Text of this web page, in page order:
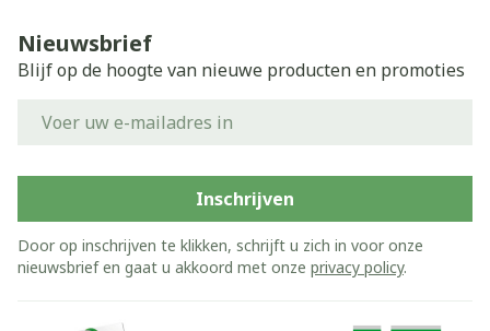
Nieuwsbrief
Blijf op de hoogte van nieuwe producten en promoties
Inschrijven
Door op inschrijven te klikken, schrijft u zich in voor onze
nieuwsbrief en gaat u akkoord met onze privacy policy.